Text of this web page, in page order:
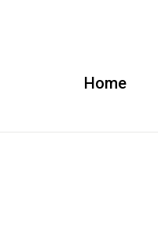
Home